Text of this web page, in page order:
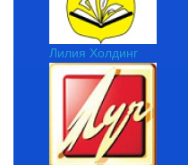
Лилия Холдинг